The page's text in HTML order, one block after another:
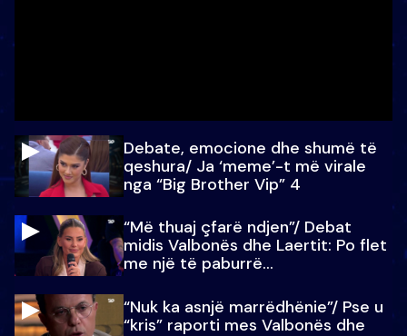
Debate, emocione dhe shumë të
qeshura/ Ja ‘meme’-t më virale
nga “Big Brother Vip” 4
“Më thuaj çfarë ndjen”/ Debat
midis Valbonës dhe Laertit: Po flet
me një të paburrë...
“Nuk ka asnjë marrëdhënie”/ Pse u
“kris” raporti mes Valbonës dhe